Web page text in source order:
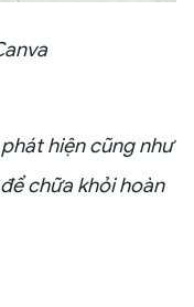
hiện cũng như
chữa khỏi hoàn